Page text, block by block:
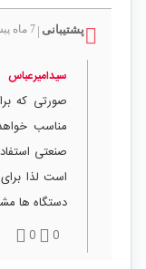
پشتیبانی | 7 ماه پیش
صورتی که
مناسب
صنعتی
است لذا
دستگاه ها
0
0